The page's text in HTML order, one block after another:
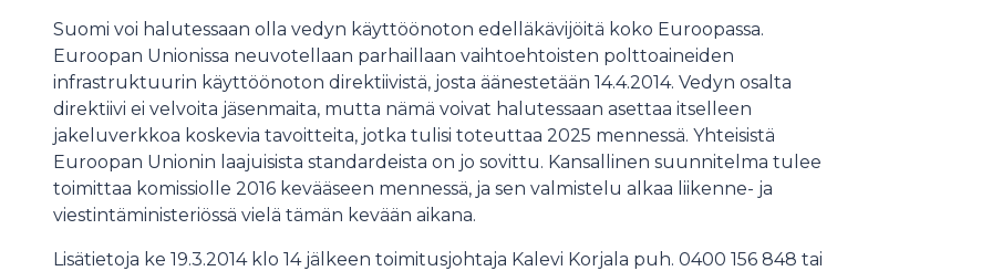
Suomi voi halutessaan olla vedyn käyttöönoton edelläkävijöitä koko Euroopassa.
Euroopan Unionissa neuvotellaan parhaillaan vaihtoehtoisten polttoaineiden
infrastruktuurin käyttöönoton direktiivistä, josta äänestetään 14.4.2014. Vedyn osalta
direktiivi ei velvoita jäsenmaita, mutta nämä voivat halutessaan asettaa itselleen
jakeluverkkoa koskevia tavoitteita, jotka tulisi toteuttaa 2025 mennessä. Yhteisistä
Euroopan Unionin laajuisista standardeista on jo sovittu. Kansallinen suunnitelma tulee
toimittaa komissiolle 2016 kevääseen mennessä, ja sen valmistelu alkaa liikenne- ja
viestintäministeriössä vielä tämän kevään aikana.
Lisätietoja ke 19.3.2014 klo 14 jälkeen toimitusjohtaja Kalevi Korjala puh. 0400 156 848 tai